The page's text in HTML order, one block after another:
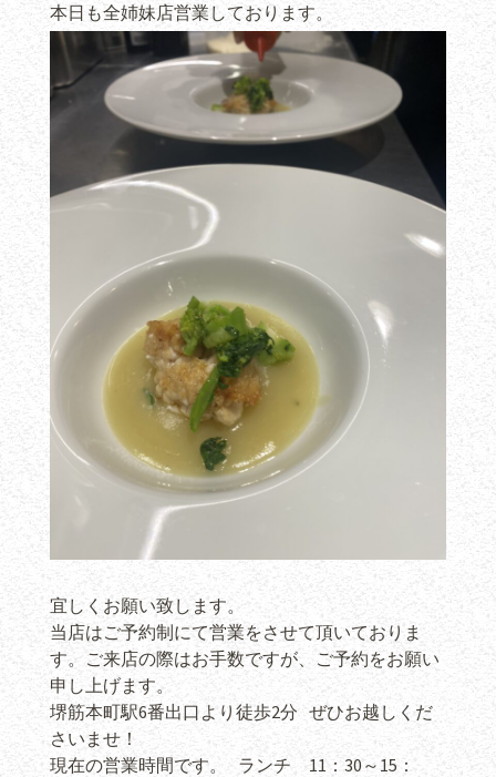
本日も全姉妹店営業しております。
宜しくお願い致します。
当店はご予約制にて営業をさせて頂いておりま
す。ご来店の際はお手数ですが、ご予約をお願い
申し上げます。
堺筋本町駅6番出口より徒歩2分 ぜひお越しくだ
さいませ！
現在の営業時間です。 ランチ 11：30～15：